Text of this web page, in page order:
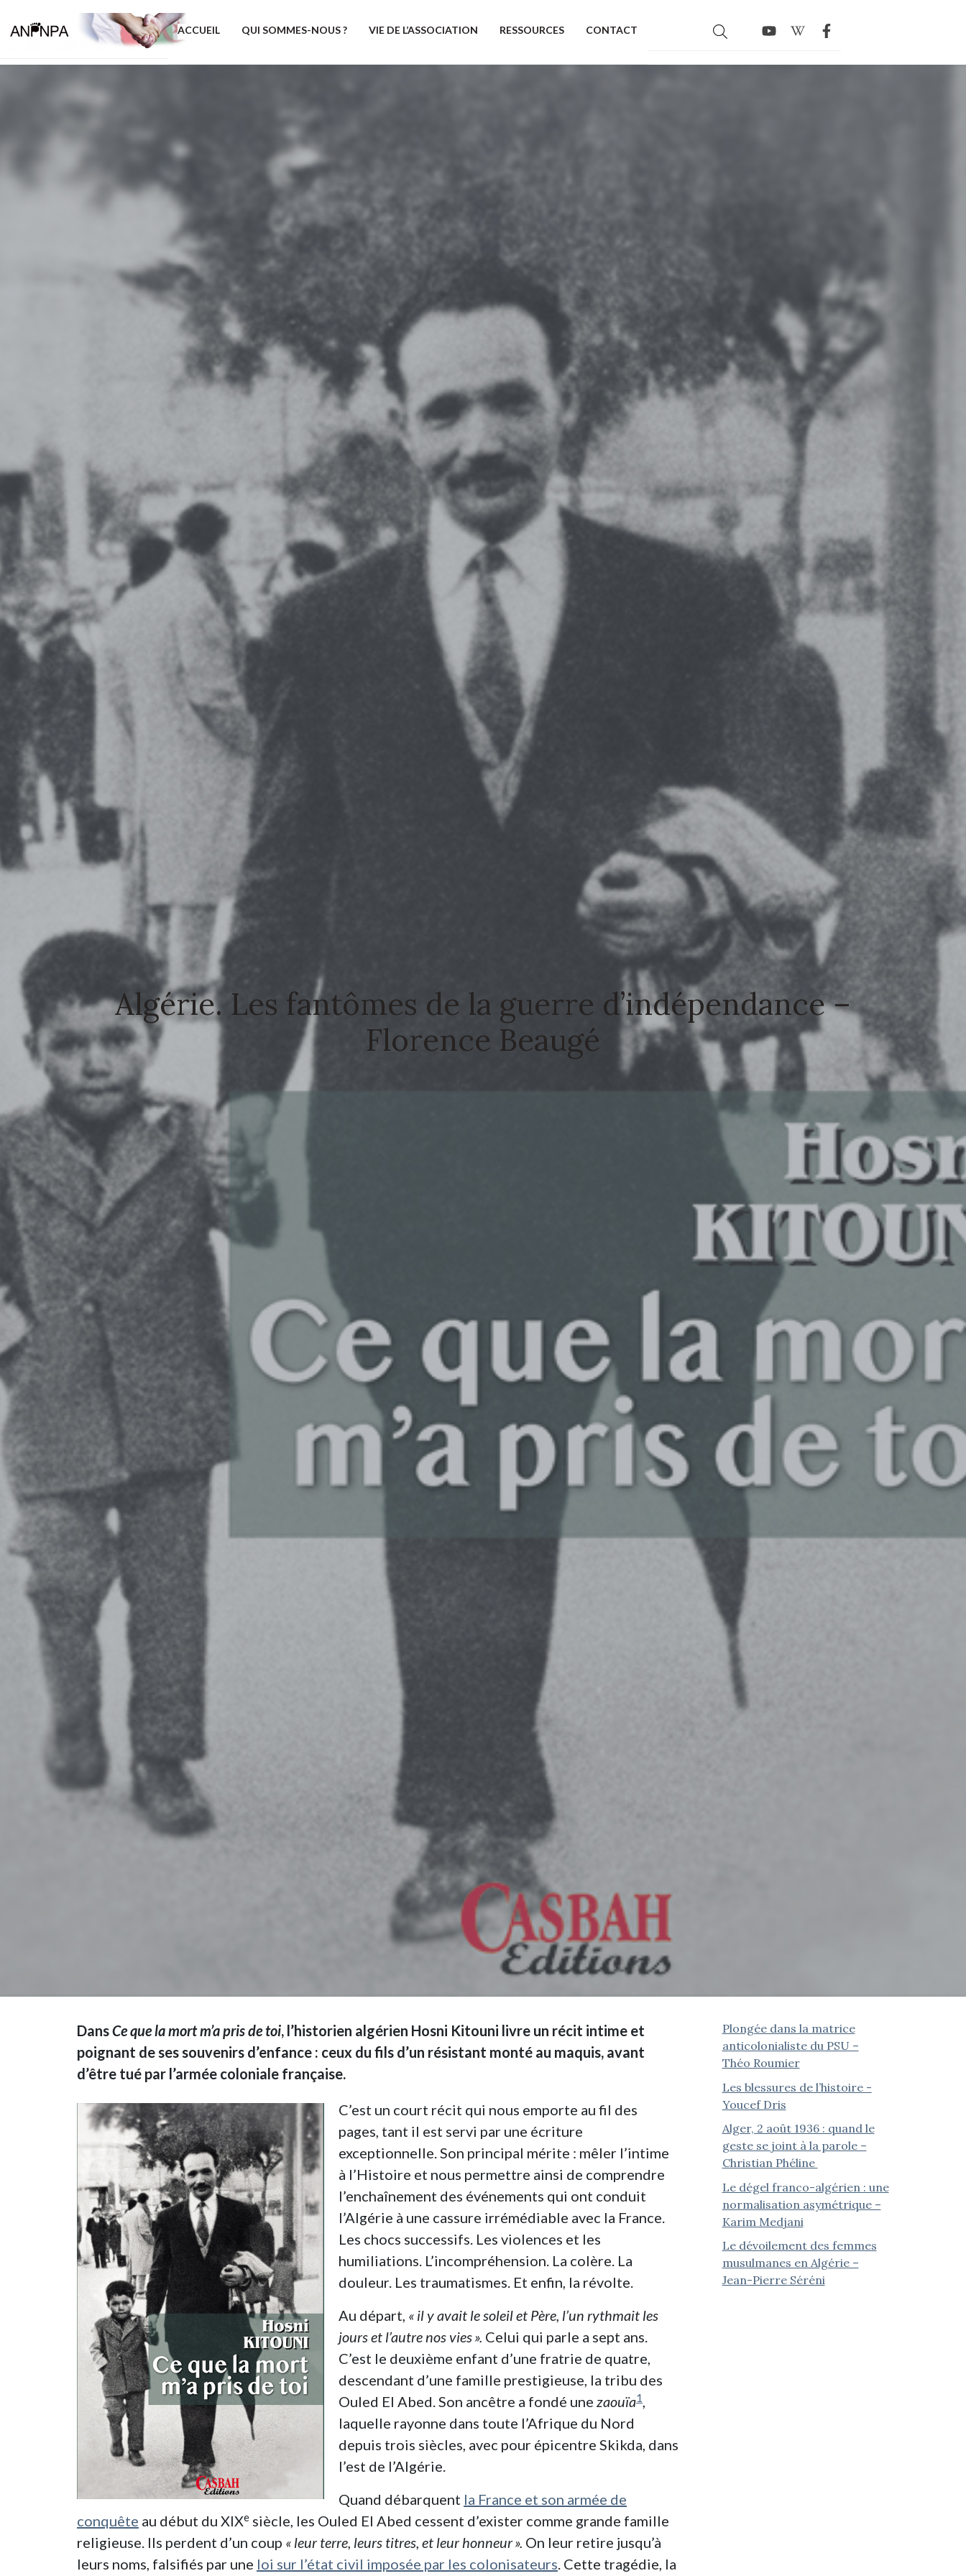
ACCUEIL QUI SOMMES-NOUS ? VIE DE L’ASSOCIATION RESSOURCES CONTACT
Algérie. Les fantômes de la guerre d’indépendance –
Florence Beaugé
DansCe que la mort m’a pris de toi, l’historien algérien Hosni Kitouni livre un récit intime et
poignant de ses souvenirs d’enfance : ceux du fils d’un résistant monté au maquis, avant
d’être tué par l’armée coloniale française.
C’est un court récit qui nous emporte au fil des
pages, tant il est servi par une écriture
exceptionnelle. Son principal mérite : mêler l’intime
à l’Histoire et nous permettre ainsi de comprendre
l’enchaînement des événements qui ont conduit
l’Algérie à une cassure irrémédiable avec la France.
Les chocs successifs. Les violences et les
humiliations. L’incompréhension. La colère. La
douleur. Les traumatismes. Et enfin, la révolte.
Au départ, « il y avait le soleil et Père, l’un rythmait les
jours et l’autre nos vies». Celui qui parle a sept ans.
C’est le deuxième enfant d’une fratrie de quatre,
descendant d’une famille prestigieuse, la tribu des
Ouled El Abed. Son ancêtre a fondé une zaouïa1,
laquelle rayonne dans toute l’Afrique du Nord
depuis trois siècles, avec pour épicentre Skikda, dans
l’est de l’Algérie.
Quand débarquent la France et son armée de
conquête au début du XIXe siècle, les Ouled El Abed cessent d’exister comme grande famille
religieuse. Ils perdent d’un coup « leur terre, leurs titres, et leur honneur». On leur retire jusqu’à
leurs noms, falsifiés par une loi sur l’état civil imposée par les colonisateurs. Cette tragédie, la
Plongée dans la matrice
anticolonialiste du PSU –
Théo Roumier
Les blessures de l’histoire -
Youcef Dris
Alger, 2 août 1936 : quand le
geste se joint à la parole –
Christian Phéline
Le dégel franco-algérien : une
normalisation asymétrique –
Karim Medjani
Le dévoilement des femmes
musulmanes en Algérie –
Jean-Pierre Séréni